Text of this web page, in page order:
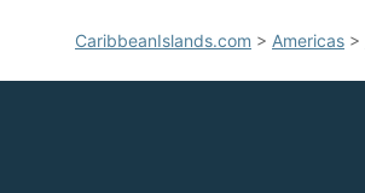
CaribbeanIslands.com > Americas >